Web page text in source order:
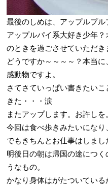
最後のしめは、アップルプル
アップルパイ系大好き少年
のときを過ごさせていただき
どうですか～～～～？本当に
感動物ですよ。
さてさていっぱい書きたい
きた・・・涙
またアップします。お許しを
今回は食べ歩きみたいになり
でもきちんとお仕事はしまし
明後日の朝は帰国の途につ
うなもの。
かなり身体はがたついてい